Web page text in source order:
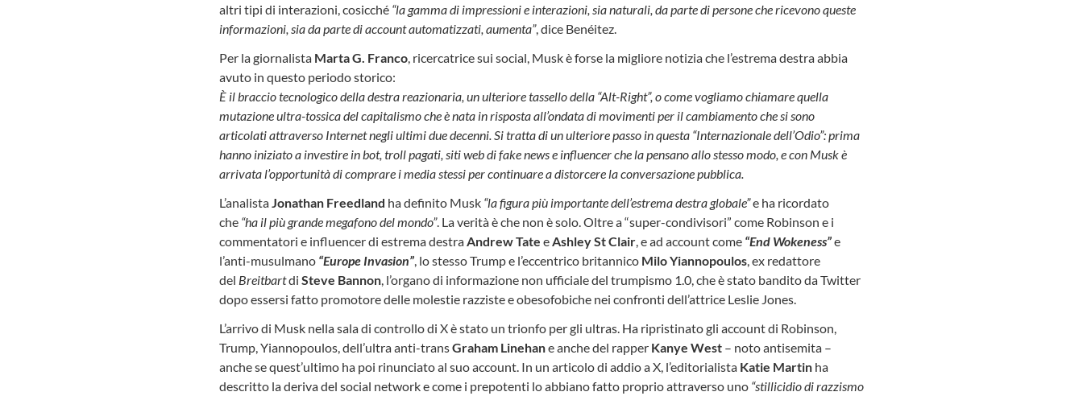
altri tipi di interazioni, cosicché “la gamma di impressioni e interazioni, sia naturali, da parte di persone che ricevono queste
informazioni, sia da parte di account automatizzati, aumenta”, dice Benéitez.
Per la giornalista Marta G. Franco , ricercatrice sui social, Musk è forse la migliore notizia che l’estrema destra abbia
avuto in questo periodo storico:
È il braccio tecnologico della destra reazionaria, un ulteriore tassello della “Alt-Right”, o come vogliamo chiamare quella
mutazione ultra-tossica del capitalismo che è nata in risposta all’ondata di movimenti per il cambiamento che si sono
articolati attraverso Internet negli ultimi due decenni. Si tratta di un ulteriore passo in questa “Internazionale dell’Odio”: prima
hanno iniziato a investire in bot, troll pagati, siti web di fake news e influencer che la pensano allo stesso modo, e con Musk è
arrivata l’opportunità di comprare i media stessi per continuare a distorcere la conversazione pubblica.
L’analista Jonathan Freedland ha definito Musk “la figura più importante dell’estrema destra globale”e ha ricordato
che “ha il più grande megafono del mondo”. La verità è che non è solo. Oltre a “super-condivisori” come Robinson e i
commentatori e influencer di estrema destra Andrew Tate e Ashley St Clair , e ad account come “End Wokeness”e
l’anti-musulmano “Europe Invasion” , lo stesso Trump e l’eccentrico britannico Milo Yiannopoulos , ex redattore
del Breitbartdi Steve Bannon , l’organo di informazione non ufficiale del trumpismo 1.0, che è stato bandito da Twitter
dopo essersi fatto promotore delle molestie razziste e obesofobiche nei confronti dell’attrice Leslie Jones.
L’arrivo di Musk nella sala di controllo di X è stato un trionfo per gli ultras. Ha ripristinato gli account di Robinson,
Trump, Yiannopoulos, dell’ultra anti-transGraham Linehane anche del rapper Kanye West – noto antisemita –
anche se quest’ultimo ha poi rinunciato al suo account. In un articolo di addio a X, l’editorialista Katie Martin ha
descritto la deriva del social network e come i prepotenti lo abbiano fatto proprio attraverso uno “stillicidio di razzismo